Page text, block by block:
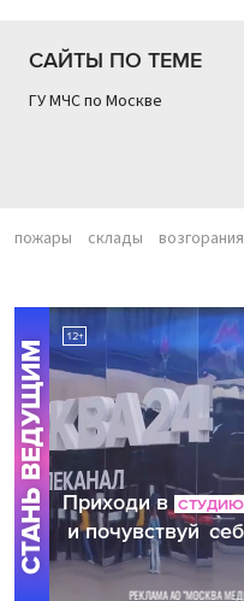
САЙТЫ ПО ТЕМЕ
ГУ МЧС по Москве
пожары склады возгорания